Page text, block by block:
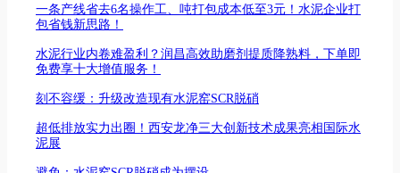
一条产线省去6名操作工、吨打包成本低至3元！水泥企业打
包省钱新思路！
水泥行业内卷难盈利？润昌高效助磨剂提质降熟料，下单即
免费享十大增值服务！
刻不容缓：升级改造现有水泥窑SCR脱硝
超低排放实力出圈！西安龙净三大创新技术成果亮相国际水
泥展